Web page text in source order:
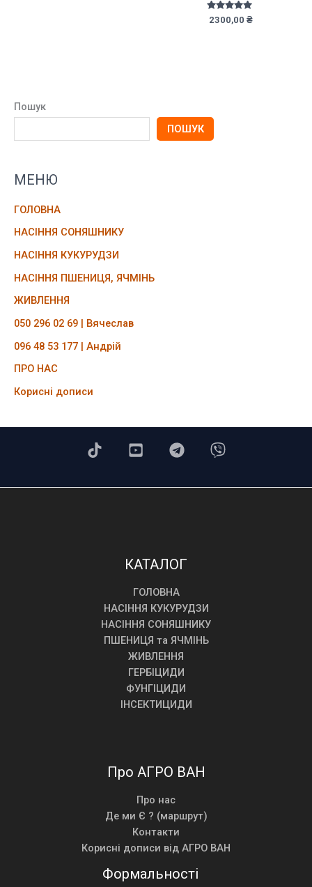
Оцінено в
5.00
2300,00 ₴
Пошук
ПОШУК
МЕНЮ
ГОЛОВНА
НАСІННЯ СОНЯШНИКУ
НАСІННЯ КУКУРУДЗИ
НАСІННЯ ПШЕНИЦЯ, ЯЧМІНЬ
ЖИВЛЕННЯ
050 296 02 69 | Вячеслав
096 48 53 177 | Андрій
ПРО НАС
Корисні дописи
КАТАЛОГ
ГОЛОВНА
НАСІННЯ КУКУРУДЗИ
НАСІННЯ СОНЯШНИКУ
ПШЕНИЦЯ та ЯЧМІНЬ
ЖИВЛЕННЯ
ГЕРБІЦИДИ
ФУНГІЦИДИ
ІНСЕКТИЦИДИ
Про АГРО ВАН
Про нас
Де ми Є ? (маршрут)
Контакти
Корисні дописи від АГРО ВАН
Формальності